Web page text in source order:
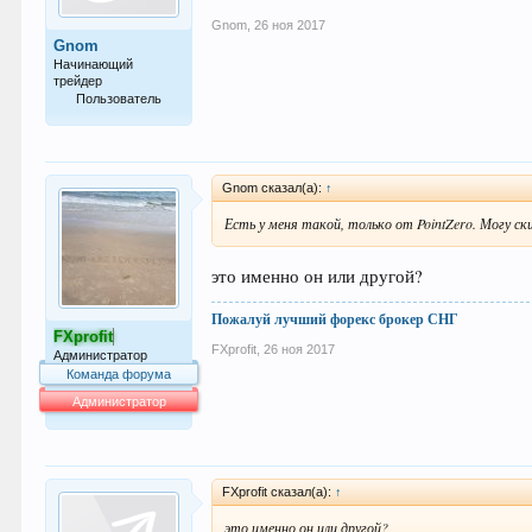
Gnom
Начинающий
трейдер
Пользователь
Gnom 26 ноя 2017
FXprofit
Администратор
Команда форума
Администратор
Gnom сказал(а): ↑
Есть у меня такой, только от PointZero. Могу
это именно он или другой?
Пожалуй лучший форекс брокер СНГ
FXprofit 26 ноя 2017
FXprofit сказал(а): ↑
это именно он или другой?